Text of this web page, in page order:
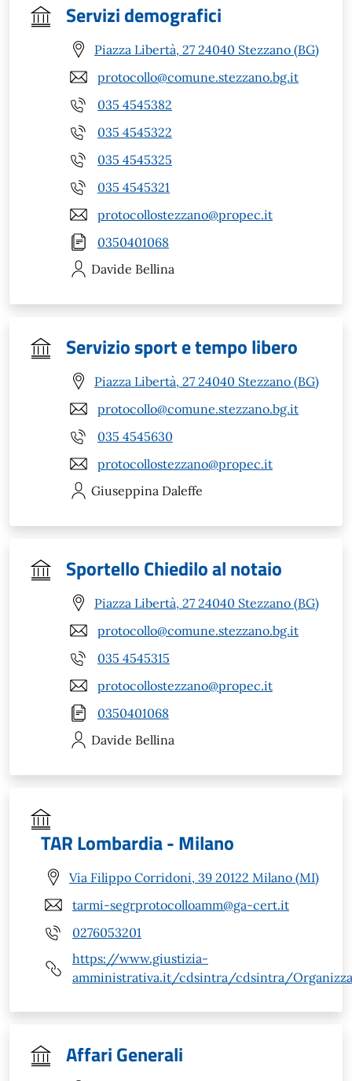
Servizi demografici
Piazza Libertà, 27 24040 Stezzano (BG)
protocollo@comune.stezzano.bg.it
035 4545382
035 4545322
035 4545325
035 4545321
protocollostezzano@propec.it
0350401068
Davide Bellina
Servizio sport e tempo libero
Piazza Libertà, 27 24040 Stezzano (BG)
protocollo@comune.stezzano.bg.it
035 4545630
protocollostezzano@propec.it
Giuseppina Daleffe
Sportello Chiedilo al notaio
Piazza Libertà, 27 24040 Stezzano (BG)
protocollo@comune.stezzano.bg.it
035 4545315
protocollostezzano@propec.it
0350401068
Davide Bellina
TAR Lombardia - Milano
Via Filippo Corridoni, 39 20122 Milano (MI)
tarmi-segrprotocolloamm@ga-cert.it
0276053201
https://www.giustizia-
amministrativa.it/cdsintra/cdsintra/
Affari Generali